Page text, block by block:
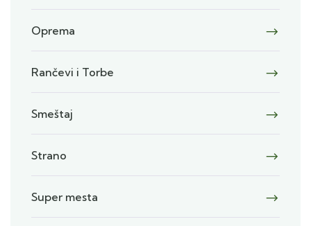
Oprema
Rančevi i Torbe
Smeštaj
Strano
Super mesta